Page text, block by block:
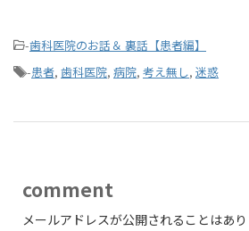
-歯科医院のお話＆ 裏話【患者編】
-患者, 歯科医院, 病院, 考え無し, 迷惑
comment
メールアドレスが公開されることはあり